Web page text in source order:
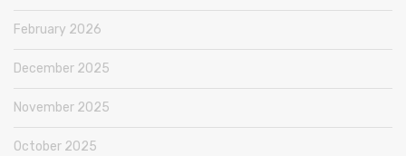
February 2026
December 2025
November 2025
October 2025